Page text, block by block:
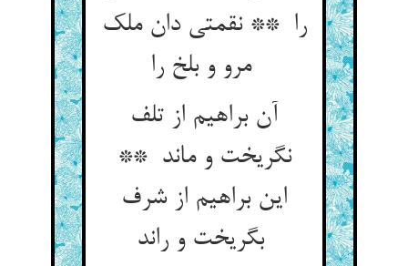
را ** نقمتی دان ملک
مرو و بلخ را
آن براهیم از تلف
نگریخت و ماند **
این براهیم از شرف
بگریخت و راند